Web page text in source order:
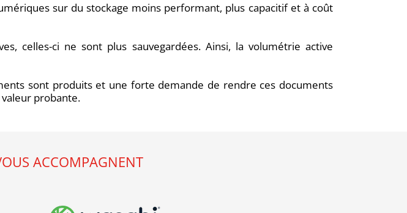
sur du stockage moins performant, plus capacitif et à coût
celles-ci ne sont plus sauvegardées. Ainsi, la volumétrie active
sont produits et une forte demande de rendre ces documents
probante.
ACCOMPAGNENT